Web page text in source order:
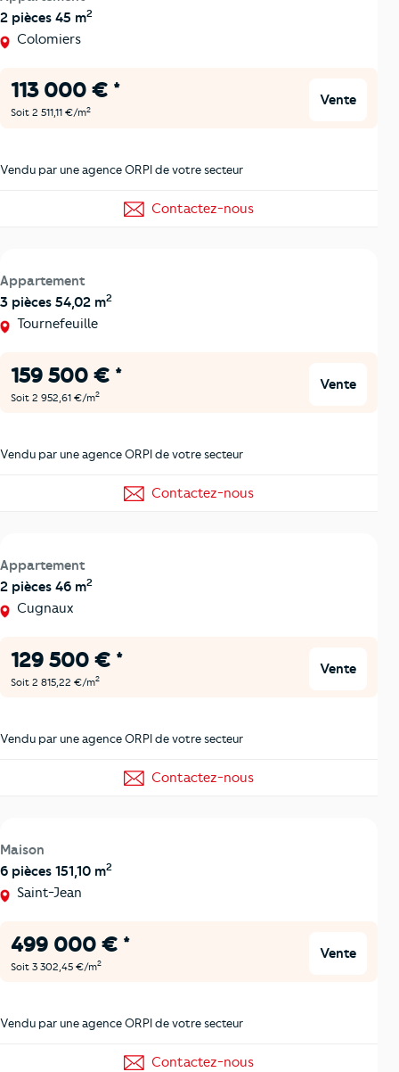
2 pièces 45 m2
Colomiers
113 000 € *
Soit 2 511,11 €/m2
Vente
Vendu par une agence ORPI de votre secteur
Contactez-nous
Appartement
3 pièces 54,02 m2
Tournefeuille
159 500 € *
Soit 2 952,61 €/m2
Vente
Vendu par une agence ORPI de votre secteur
Contactez-nous
Appartement
2 pièces 46 m2
Cugnaux
129 500 € *
Soit 2 815,22 €/m2
Vente
Vendu par une agence ORPI de votre secteur
Contactez-nous
Maison
6 pièces 151,10 m2
Saint-Jean
499 000 € *
Soit 3 302,45 €/m2
Vente
Vendu par une agence ORPI de votre secteur
Contactez-nous